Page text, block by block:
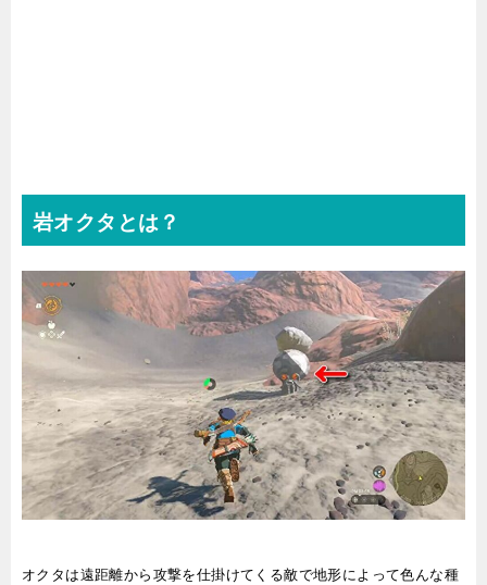
岩オクタとは？
オクタは遠距離から攻撃を仕掛けてくる敵で地形によって色んな種